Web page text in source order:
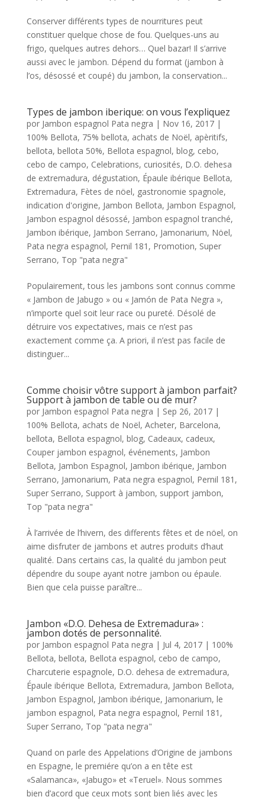
Conserver différents types de nourritures peut
constituer quelque chose de fou. Quelques-uns au
frigo, quelques autres dehors… Quel bazar! Il s’arrive
aussi avec le jambon. Dépend du format (jambon à
l’os, désossé et coupé) du jambon, la conservation...
Types de jambon iberique: on vous l’expliquez
por Jambon espagnol Pata negra | Nov 16, 2017|
100% Bellota, 75% bellota, achats de Noël, apèritifs,
bellota, bellota 50%, Bellota espagnol, blog, cebo,
cebo de campo, Celebrations, curiosités, D.O. dehesa
de extremadura, dégustation, Épaule ibérique Bellota,
Extremadura, Fètes de nöel, gastronomie spagnole,
indication d'origine, Jambon Bellota, Jambon Espagnol,
Jambon espagnol désossé, Jambon espagnol tranché,
Jambon ibérique, Jambon Serrano, Jamonarium, Nöel,
Pata negra espagnol, Pernil 181 , Promotion, Super
Serrano, Top "pata negra"
Populairement, tous les jambons sont connus comme
« Jambon de Jabugo » ou « Jamón de Pata Negra »,
n’importe quel soit leur race ou pureté. Désolé de
détruire vos expectatives, mais ce n’est pas
exactement comme ça. A priori, il n’est pas facile de
distinguer...
Comme choisir vôtre support à jambon parfait?
Support à jambon de table ou de mur?
por Jambon espagnol Pata negra | Sep 26, 2017|
100% Bellota, achats de Noël, Acheter, Barcelona,
bellota, Bellota espagnol, blog, Cadeaux, cadeux,
Couper jambon espagnol, événements, Jambon
Bellota, Jambon Espagnol, Jambon ibérique, Jambon
Serrano, Jamonarium, Pata negra espagnol, Pernil 181 ,
Super Serrano, Support à jambon, support jambon,
Top "pata negra"
À l’arrivée de l’hivern, des differents fêtes et de nöel, on
aime disfruter de jambons et autres produits d’haut
qualité. Dans certains cas, la qualité du jambon peut
dépendre du soupe ayant notre jambon ou épaule.
Bien que cela puisse paraître...
Jambon «D.O. Dehesa de Extremadura» :
jambon dotés de personnalité.
por Jambon espagnol Pata negra | Jul 4, 2017| 100%
Bellota, bellota, Bellota espagnol, cebo de campo,
Charcuterie espagnole, D.O. dehesa de extremadura,
Épaule ibérique Bellota, Extremadura, Jambon Bellota,
Jambon Espagnol, Jambon ibérique, Jamonarium, le
jambon espagnol, Pata negra espagnol, Pernil 181 ,
Super Serrano, Top "pata negra"
Quand on parle des Appelations d’Origine de jambons
en Espagne, le premiére qu’on a en tête est
«Salamanca», «Jabugo» et «Teruel». Nous sommes
bien d’acord que ceux mots sont bien liés avec les